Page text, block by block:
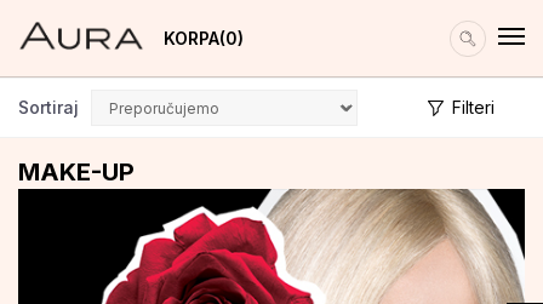
KORPA 0
MAKE-UP
Sortiraj Filteri